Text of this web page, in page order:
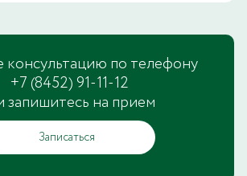
консультацию по телефону
+7 (8452) 91-11-12
запишитесь на прием
Записаться